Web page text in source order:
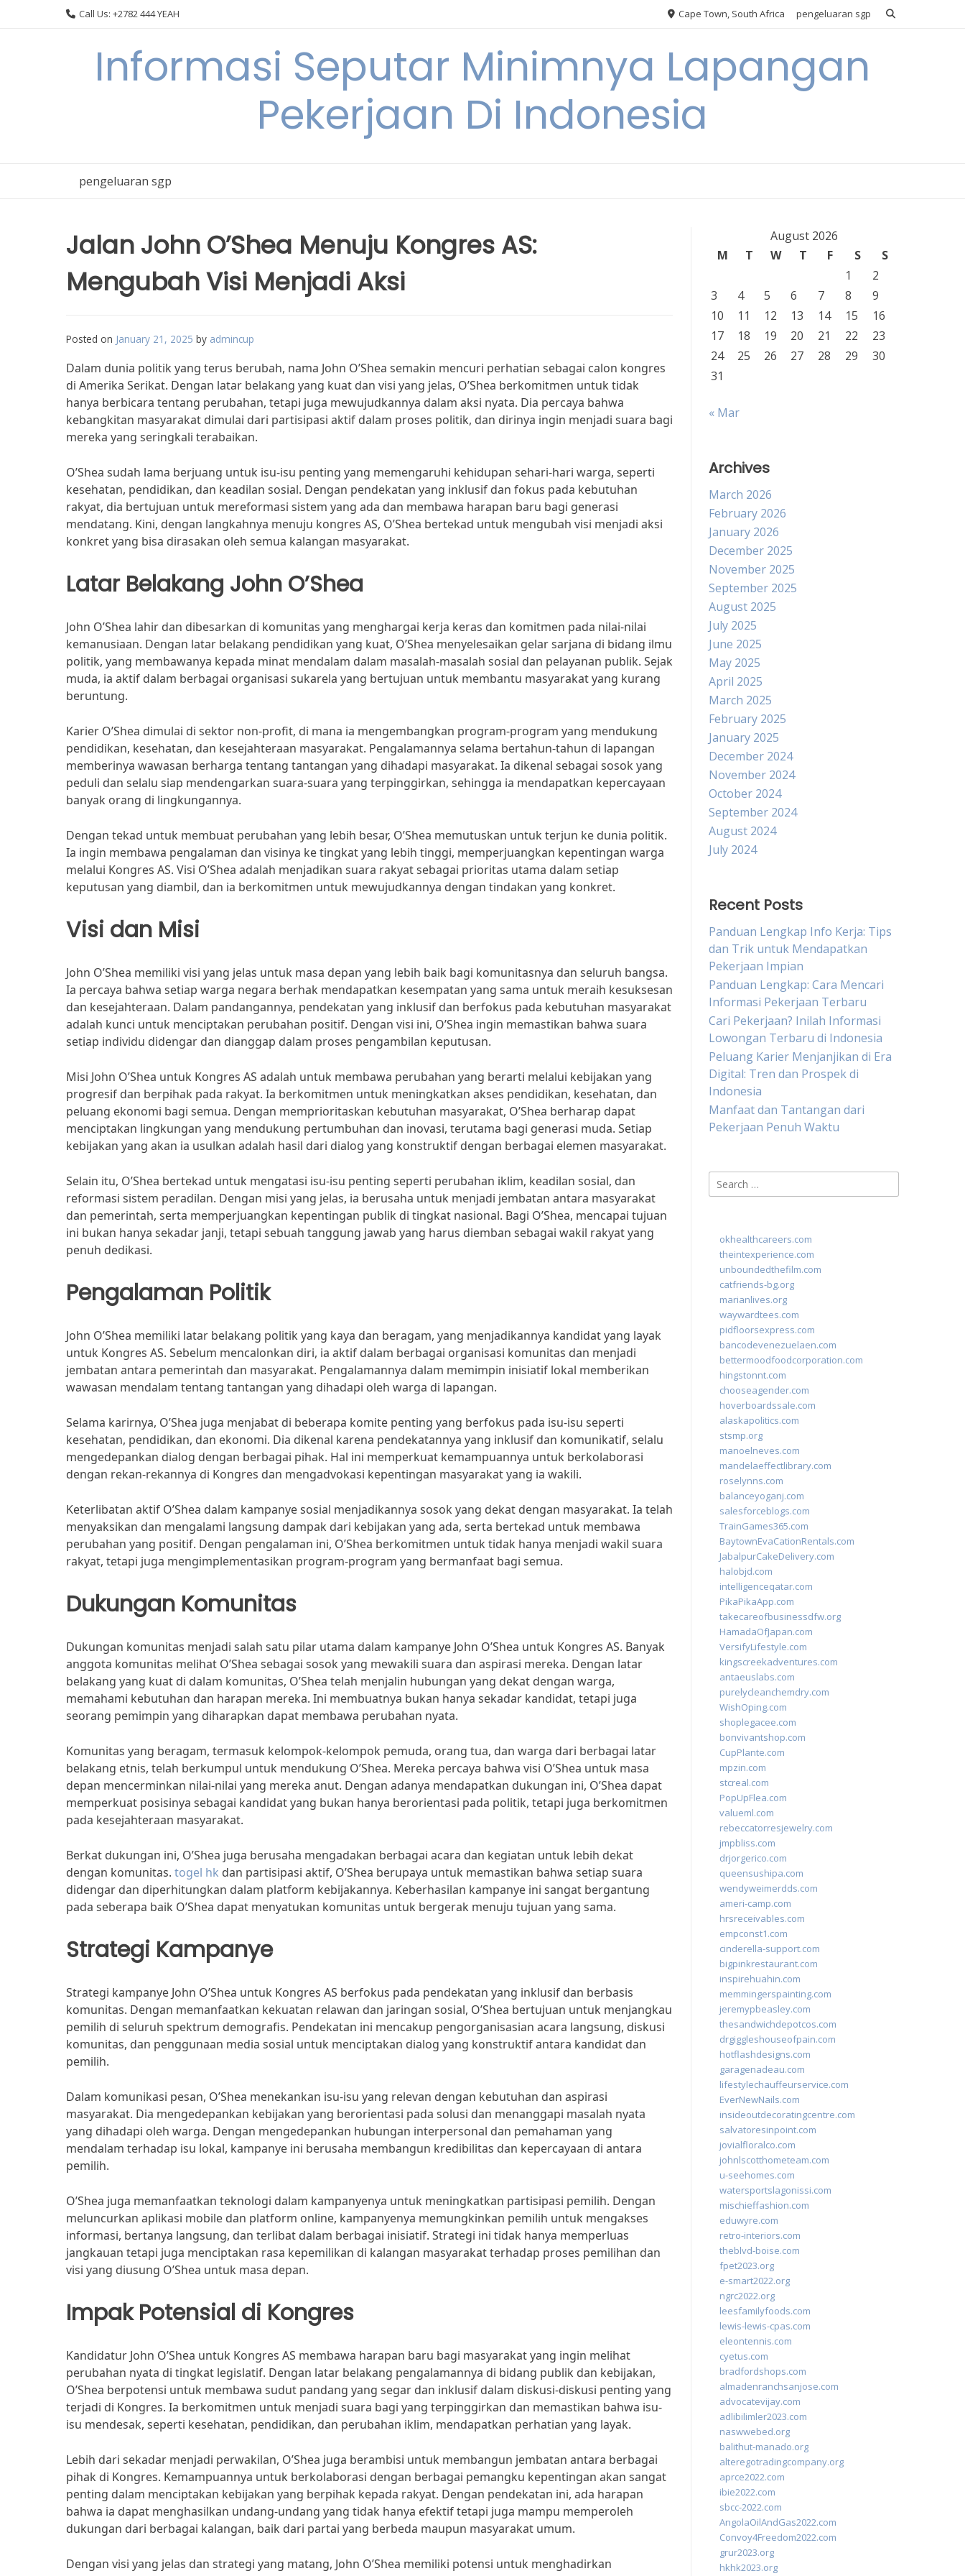
Call Us: +2782 444 YEAH Cape Town, South Africa pengeluaran sgp
Informasi Seputar Minimnya Lapangan
Pekerjaan Di Indonesia
pengeluaran sgp
Jalan John O’Shea Menuju Kongres AS:
Mengubah Visi Menjadi Aksi
Posted on January 21, 2025 by admincup
Dalam dunia politik yang terus berubah, nama John O’Shea semakin mencuri perhatian sebagai calon kongres
di Amerika Serikat. Dengan latar belakang yang kuat dan visi yang jelas, O’Shea berkomitmen untuk tidak
hanya berbicara tentang perubahan, tetapi juga mewujudkannya dalam aksi nyata. Dia percaya bahwa
kebangkitan masyarakat dimulai dari partisipasi aktif dalam proses politik, dan dirinya ingin menjadi suara bagi
mereka yang seringkali terabaikan.
O’Shea sudah lama berjuang untuk isu-isu penting yang memengaruhi kehidupan sehari-hari warga, seperti
kesehatan, pendidikan, dan keadilan sosial. Dengan pendekatan yang inklusif dan fokus pada kebutuhan
rakyat, dia bertujuan untuk mereformasi sistem yang ada dan membawa harapan baru bagi generasi
mendatang. Kini, dengan langkahnya menuju kongres AS, O’Shea bertekad untuk mengubah visi menjadi aksi
konkret yang bisa dirasakan oleh semua kalangan masyarakat.
Latar Belakang John O’Shea
John O’Shea lahir dan dibesarkan di komunitas yang menghargai kerja keras dan komitmen pada nilai-nilai
kemanusiaan. Dengan latar belakang pendidikan yang kuat, O’Shea menyelesaikan gelar sarjana di bidang ilmu
politik, yang membawanya kepada minat mendalam dalam masalah-masalah sosial dan pelayanan publik. Sejak
muda, ia aktif dalam berbagai organisasi sukarela yang bertujuan untuk membantu masyarakat yang kurang
beruntung.
Karier O’Shea dimulai di sektor non-profit, di mana ia mengembangkan program-program yang mendukung
pendidikan, kesehatan, dan kesejahteraan masyarakat. Pengalamannya selama bertahun-tahun di lapangan
memberinya wawasan berharga tentang tantangan yang dihadapi masyarakat. Ia dikenal sebagai sosok yang
peduli dan selalu siap mendengarkan suara-suara yang terpinggirkan, sehingga ia mendapatkan kepercayaan
banyak orang di lingkungannya.
Dengan tekad untuk membuat perubahan yang lebih besar, O’Shea memutuskan untuk terjun ke dunia politik.
Ia ingin membawa pengalaman dan visinya ke tingkat yang lebih tinggi, memperjuangkan kepentingan warga
melalui Kongres AS. Visi O’Shea adalah menjadikan suara rakyat sebagai prioritas utama dalam setiap
keputusan yang diambil, dan ia berkomitmen untuk mewujudkannya dengan tindakan yang konkret.
Visi dan Misi
John O’Shea memiliki visi yang jelas untuk masa depan yang lebih baik bagi komunitasnya dan seluruh bangsa.
Ia percaya bahwa setiap warga negara berhak mendapatkan kesempatan yang sama untuk meraih kesuksesan
dan kesejahteraan. Dalam pandangannya, pendekatan yang inklusif dan berfokus pada kebutuhan masyarakat
adalah kunci untuk menciptakan perubahan positif. Dengan visi ini, O’Shea ingin memastikan bahwa suara
setiap individu didengar dan dianggap dalam proses pengambilan keputusan.
Misi John O’Shea untuk Kongres AS adalah untuk membawa perubahan yang berarti melalui kebijakan yang
progresif dan berpihak pada rakyat. Ia berkomitmen untuk meningkatkan akses pendidikan, kesehatan, dan
peluang ekonomi bagi semua. Dengan memprioritaskan kebutuhan masyarakat, O’Shea berharap dapat
menciptakan lingkungan yang mendukung pertumbuhan dan inovasi, terutama bagi generasi muda. Setiap
kebijakan yang akan ia usulkan adalah hasil dari dialog yang konstruktif dengan berbagai elemen masyarakat.
Selain itu, O’Shea bertekad untuk mengatasi isu-isu penting seperti perubahan iklim, keadilan sosial, dan
reformasi sistem peradilan. Dengan misi yang jelas, ia berusaha untuk menjadi jembatan antara masyarakat
dan pemerintah, serta memperjuangkan kepentingan publik di tingkat nasional. Bagi O’Shea, mencapai tujuan
ini bukan hanya sekadar janji, tetapi sebuah tanggung jawab yang harus diemban sebagai wakil rakyat yang
penuh dedikasi.
Pengalaman Politik
John O’Shea memiliki latar belakang politik yang kaya dan beragam, yang menjadikannya kandidat yang layak
untuk Kongres AS. Sebelum mencalonkan diri, ia aktif dalam berbagai organisasi komunitas dan menjadi
jembatan antara pemerintah dan masyarakat. Pengalamannya dalam memimpin inisiatif lokal memberikan
wawasan mendalam tentang tantangan yang dihadapi oleh warga di lapangan.
Selama karirnya, O’Shea juga menjabat di beberapa komite penting yang berfokus pada isu-isu seperti
kesehatan, pendidikan, dan ekonomi. Dia dikenal karena pendekatannya yang inklusif dan komunikatif, selalu
mengedepankan dialog dengan berbagai pihak. Hal ini memperkuat kemampuannya untuk berkolaborasi
dengan rekan-rekannya di Kongres dan mengadvokasi kepentingan masyarakat yang ia wakili.
Keterlibatan aktif O’Shea dalam kampanye sosial menjadikannya sosok yang dekat dengan masyarakat. Ia telah
menyaksikan dan mengalami langsung dampak dari kebijakan yang ada, serta bertekad untuk membawa
perubahan yang positif. Dengan pengalaman ini, O’Shea berkomitmen untuk tidak hanya menjadi wakil suara
rakyat, tetapi juga mengimplementasikan program-program yang bermanfaat bagi semua.
Dukungan Komunitas
Dukungan komunitas menjadi salah satu pilar utama dalam kampanye John O’Shea untuk Kongres AS. Banyak
anggota komunitas melihat O’Shea sebagai sosok yang mewakili suara dan aspirasi mereka. Dengan latar
belakang yang kuat di dalam komunitas, O’Shea telah menjalin hubungan yang dekat dengan warga,
memahami kebutuhan dan harapan mereka. Ini membuatnya bukan hanya sekadar kandidat, tetapi juga
seorang pemimpin yang diharapkan dapat membawa perubahan nyata.
Komunitas yang beragam, termasuk kelompok-kelompok pemuda, orang tua, dan warga dari berbagai latar
belakang etnis, telah berkumpul untuk mendukung O’Shea. Mereka percaya bahwa visi O’Shea untuk masa
depan mencerminkan nilai-nilai yang mereka anut. Dengan adanya mendapatkan dukungan ini, O’Shea dapat
memperkuat posisinya sebagai kandidat yang bukan hanya berorientasi pada politik, tetapi juga berkomitmen
pada kesejahteraan masyarakat.
Berkat dukungan ini, O’Shea juga berusaha mengadakan berbagai acara dan kegiatan untuk lebih dekat
dengan komunitas. togel hk dan partisipasi aktif, O’Shea berupaya untuk memastikan bahwa setiap suara
didengar dan diperhitungkan dalam platform kebijakannya. Keberhasilan kampanye ini sangat bergantung
pada seberapa baik O’Shea dapat menyatukan komunitas untuk bergerak menuju tujuan yang sama.
Strategi Kampanye
Strategi kampanye John O’Shea untuk Kongres AS berfokus pada pendekatan yang inklusif dan berbasis
komunitas. Dengan memanfaatkan kekuatan relawan dan jaringan sosial, O’Shea bertujuan untuk menjangkau
pemilih di seluruh spektrum demografis. Pendekatan ini mencakup pengorganisasian acara langsung, diskusi
komunitas, dan penggunaan media sosial untuk menciptakan dialog yang konstruktif antara kandidat dan
pemilih.
Dalam komunikasi pesan, O’Shea menekankan isu-isu yang relevan dengan kebutuhan dan aspirasi
masyarakat. Dia mengedepankan kebijakan yang berorientasi pada solusi dan menanggapi masalah nyata
yang dihadapi oleh warga. Dengan mengedepankan hubungan interpersonal dan pemahaman yang
mendalam terhadap isu lokal, kampanye ini berusaha membangun kredibilitas dan kepercayaan di antara
pemilih.
O’Shea juga memanfaatkan teknologi dalam kampanyenya untuk meningkatkan partisipasi pemilih. Dengan
meluncurkan aplikasi mobile dan platform online, kampanyenya memungkinkan pemilih untuk mengakses
informasi, bertanya langsung, dan terlibat dalam berbagai inisiatif. Strategi ini tidak hanya memperluas
jangkauan tetapi juga menciptakan rasa kepemilikan di kalangan masyarakat terhadap proses pemilihan dan
visi yang diusung O’Shea untuk masa depan.
Impak Potensial di Kongres
Kandidatur John O’Shea untuk Kongres AS membawa harapan baru bagi masyarakat yang ingin melihat
perubahan nyata di tingkat legislatif. Dengan latar belakang pengalamannya di bidang publik dan kebijakan,
O’Shea berpotensi untuk membawa sudut pandang yang segar dan inklusif dalam diskusi-diskusi penting yang
terjadi di Kongres. Ia berkomitmen untuk menjadi suara bagi yang terpinggirkan dan memastikan bahwa isu-
isu mendesak, seperti kesehatan, pendidikan, dan perubahan iklim, mendapatkan perhatian yang layak.
Lebih dari sekadar menjadi perwakilan, O’Shea juga berambisi untuk membangun jembatan antara berbagai
pihak di Kongres. Kemampuannya untuk berkolaborasi dengan berbagai pemangku kepentingan akan sangat
penting dalam menciptakan kebijakan yang berpihak kepada rakyat. Dengan pendekatan ini, ada harapan
bahwa ia dapat menghasilkan undang-undang yang tidak hanya efektif tetapi juga mampu memperoleh
dukungan dari berbagai kalangan, baik dari partai yang berbeda maupun masyarakat umum.
Dengan visi yang jelas dan strategi yang matang, John O’Shea memiliki potensi untuk menghadirkan
August 2026
M
T W T F S
S
1
2
3
4 5 6 7 8
9
10
11 12 13 14 15
16
17
18 19 20 21 22
23
24
25 26 27 28 29
30
31
« Mar
Archives
March 2026
February 2026
January 2026
December 2025
November 2025
September 2025
August 2025
July 2025
June 2025
May 2025
April 2025
March 2025
February 2025
January 2025
December 2024
November 2024
October 2024
September 2024
August 2024
July 2024
Recent Posts
Panduan Lengkap Info Kerja: Tips
dan Trik untuk Mendapatkan
Pekerjaan Impian
Panduan Lengkap: Cara Mencari
Informasi Pekerjaan Terbaru
Cari Pekerjaan? Inilah Informasi
Lowongan Terbaru di Indonesia
Peluang Karier Menjanjikan di Era
Digital: Tren dan Prospek di
Indonesia
Manfaat dan Tantangan dari
Pekerjaan Penuh Waktu
Search
for:
okhealthcareers.com
theintexperience.com
unboundedthefilm.com
catfriends-bg.org
marianlives.org
waywardtees.com
pidfloorsexpress.com
bancodevenezuelaen.com
bettermoodfoodcorporation.com
hingstonnt.com
chooseagender.com
hoverboardssale.com
alaskapolitics.com
stsmp.org
manoelneves.com
mandelaeffectlibrary.com
roselynns.com
balanceyoganj.com
salesforceblogs.com
TrainGames365.com
BaytownEvaCationRentals.com
JabalpurCakeDelivery.com
halobjd.com
intelligenceqatar.com
PikaPikaApp.com
takecareofbusinessdfw.org
HamadaOfJapan.com
VersifyLifestyle.com
kingscreekadventures.com
antaeuslabs.com
purelycleanchemdry.com
WishOping.com
shoplegacee.com
bonvivantshop.com
CupPlante.com
mpzin.com
stcreal.com
PopUpFlea.com
valueml.com
rebeccatorresjewelry.com
jmpbliss.com
drjorgerico.com
queensushipa.com
wendyweimerdds.com
ameri-camp.com
hrsreceivables.com
empconst1.com
cinderella-support.com
bigpinkrestaurant.com
inspirehuahin.com
memmingerspainting.com
jeremypbeasley.com
thesandwichdepotcos.com
drgiggleshouseofpain.com
hotflashdesigns.com
garagenadeau.com
lifestylechauffeurservice.com
EverNewNails.com
insideoutdecoratingcentre.com
salvatoresinpoint.com
jovialfloralco.com
johnlscotthometeam.com
u-seehomes.com
watersportslagonissi.com
mischieffashion.com
eduwyre.com
retro-interiors.com
theblvd-boise.com
fpet2023.org
e-smart2022.org
ngrc2022.org
leesfamilyfoods.com
lewis-lewis-cpas.com
eleontennis.com
cyetus.com
bradfordshops.com
almadenranchsanjose.com
advocatevijay.com
adlibilimler2023.com
naswwebed.org
balithut-manado.org
alteregotradingcompany.org
aprce2022.com
ibie2022.com
sbcc-2022.com
AngolaOilAndGas2022.com
Convoy4Freedom2022.com
grur2023.org
hkhk2023.org